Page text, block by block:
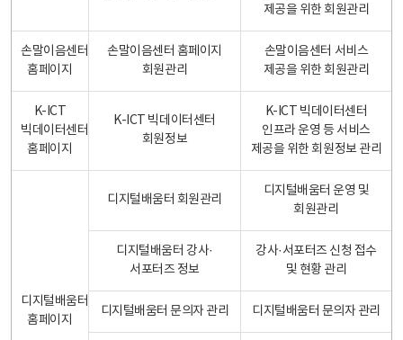
제공을 위한 회원관리
손말이음센터
홈페이지
손말이음센터 홈페이지
회원관리
손말이음센터 서비스
제공을 위한 회원관리
K-ICT
빅데이터센터
홈페이지
K-ICT 빅데이터센터
회원정보
K-ICT 빅데이터센터
인프라 운영 등 서비스
제공을 위한 회원정보 관리
디지털배움터
홈페이지
디지털배움터 회원관리
디지털배움터 운영 및
회원관리
디지털배움터 강사·
서포터즈 정보
강사·서포터즈 신청 접수
및 현황 관리
디지털배움터 문의자 관리 디지털배움터 문의자 관리